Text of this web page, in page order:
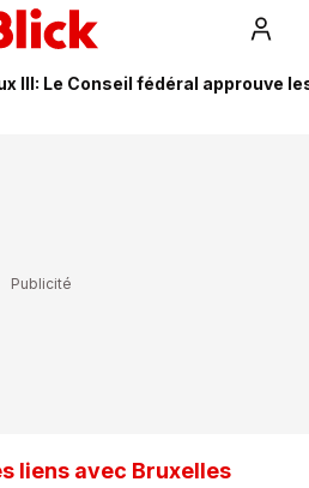
III: Le Conseil fédéral approuve
liens avec Bruxelles